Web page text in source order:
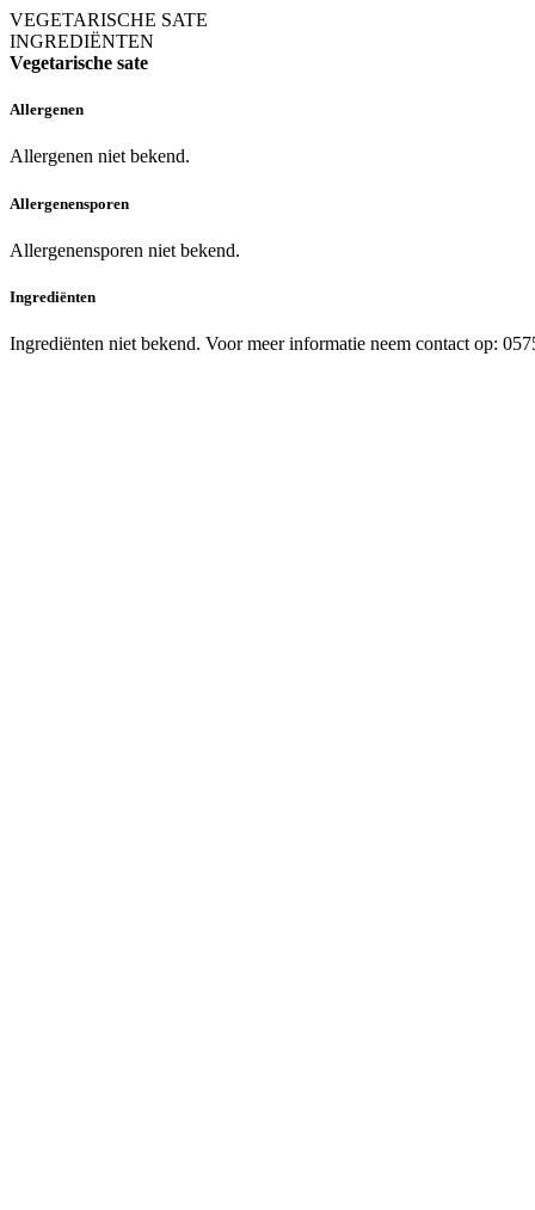
VEGETARISCHE SATE
INGREDIËNTEN
Vegetarische sate
Allergenen
Allergenen niet bekend.
Allergenensporen
Allergenensporen niet bekend.
Ingrediënten
Ingrediënten niet bekend. Voor meer informatie neem contact op: